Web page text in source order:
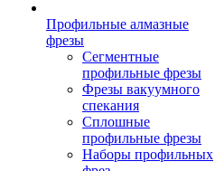
Профильные алмазные
фрезы
Сегментные
профильные фрезы
Фрезы вакуумного
спекания
Сплошные
профильные фрезы
Наборы профильных